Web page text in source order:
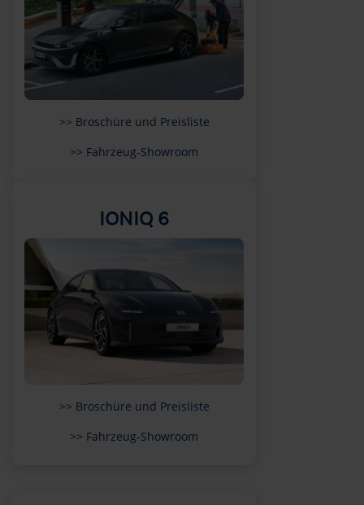
>> Broschüre und Preisliste
>> Fahrzeug-Showroom
IONIQ 6
>> Broschüre und Preisliste
>> Fahrzeug-Showroom